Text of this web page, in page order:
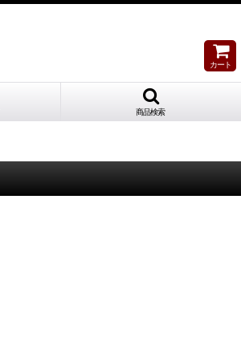
カート
商品検索